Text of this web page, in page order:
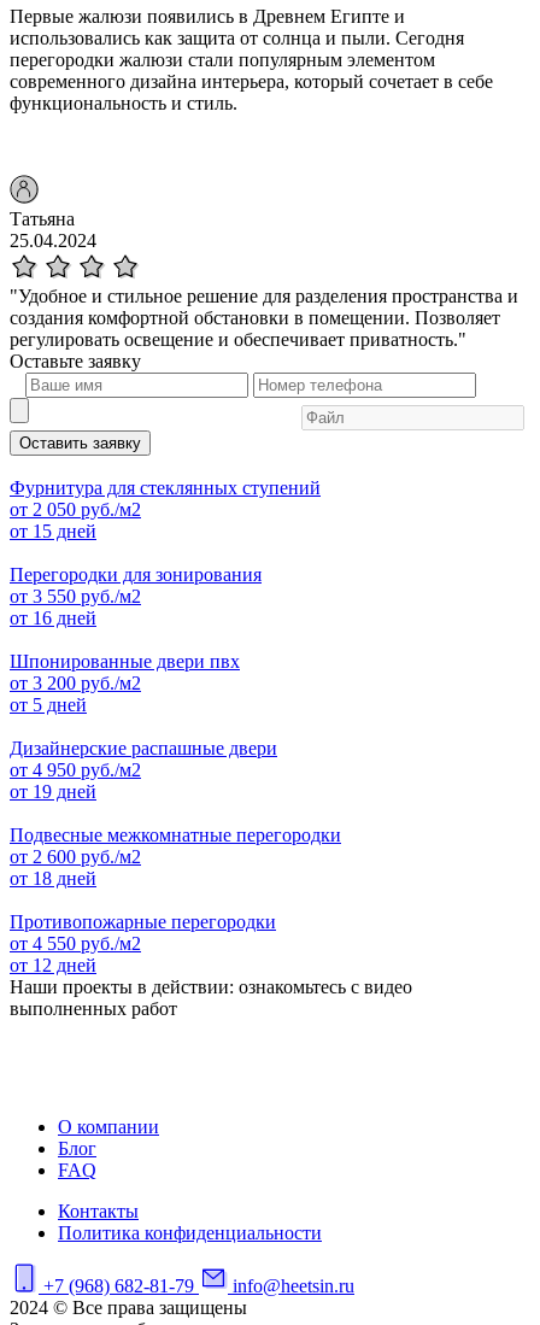
Первые жалюзи появились в Древнем Египте и
использовались как защита от солнца и пыли. Сегодня
перегородки жалюзи стали популярным элементом
современного дизайна интерьера, который сочетает в себе
функциональность и стиль.
Татьяна
25.04.2024
"Удобное и стильное решение для разделения пространства и
создания комфортной обстановки в помещении. Позволяет
регулировать освещение и обеспечивает приватность."
Оставьте заявку
Оставить заявку
Фурнитура для стеклянных ступений
от 2 050 руб./м2
от 15 дней
Перегородки для зонирования
от 3 550 руб./м2
от 16 дней
Шпонированные двери пвх
от 3 200 руб./м2
от 5 дней
Дизайнерские распашные двери
от 4 950 руб./м2
от 19 дней
Подвесные межкомнатные перегородки
от 2 600 руб./м2
от 18 дней
Противопожарные перегородки
от 4 550 руб./м2
от 12 дней
Наши проекты в действии: ознакомьтесь с видео
выполненных работ
О компании
Блог
FAQ
Контакты
Политика конфиденциальности
+7 (968) 682-81-79
info@heetsin.ru
2024 © Все права защищены